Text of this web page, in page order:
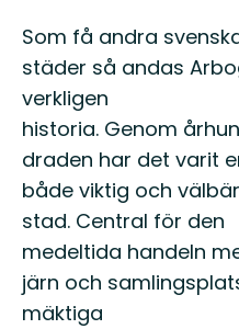
Som få andra
städer så andas
verk­li­gen
his­to­ria. Genom
draden har det var­it
både vik­tig och
stad. Cen­tral för den
medelti­da han­deln
järn och
mäk­ti­ga